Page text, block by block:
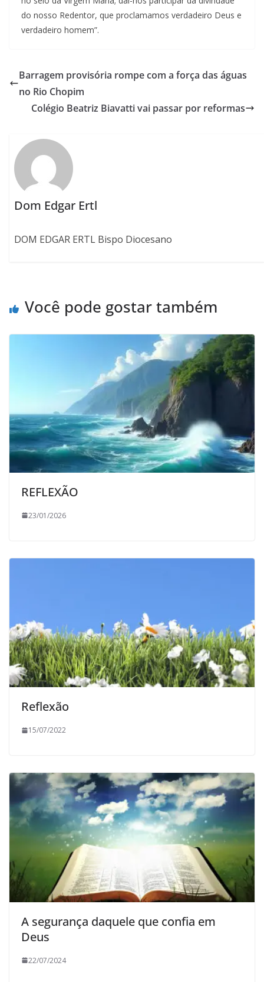
do nosso Redentor, que proclamamos verdadeiro Deus e
verdadeiro homem”.
Barragem provisória rompe com a força das águas
no Rio Chopim
Colégio Beatriz Biavatti vai passar por reformas
Dom Edgar Ertl
DOM EDGAR ERTL Bispo Diocesano
Você pode gostar também
REFLEXÃO
23/01/2026
Reflexão
15/07/2022
A segurança daquele que confia em
Deus
22/07/2024